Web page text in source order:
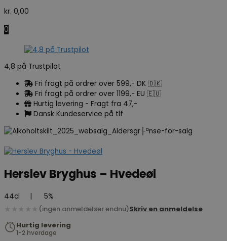
kr. 0,00
0
4,8 på Trustpilot
Fri fragt på ordrer over 599,- DK 🇩🇰
Fri fragt på ordrer over 1199,- EU 🇪🇺
Hurtig levering - Fragt fra 47,-
Dansk Kundeservice på tlf
Herslev Bryghus – Hvedeøl
44cl 5%
★★★★★ (ingen anmeldelser endnu)Skriv en anmeldelse
Hurtig levering
1-2 hverdage